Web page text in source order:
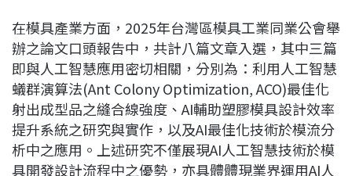
在模具產業方面，2025年台灣區模具工業同業公會舉
辦之論文口頭報告中，共計八篇文章入選，其中三篇
即與人工智慧應用密切相關，分別為：利用人工智慧
蟻群演算法(Ant Colony Optimization, ACO)最佳化
射出成型品之縫合線強度、AI輔助塑膠模具設計效率
提升系統之研究與實作，以及AI最佳化技術於模流分
析中之應用。上述研究不僅展現AI人工智慧技術於模
具開發設計流程中之優勢，亦具體體現業界運用AI人